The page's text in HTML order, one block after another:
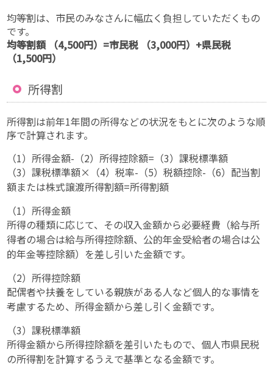
均等割は、市民のみなさんに幅広く負担していただくもの
です。
均等割額 （4,500円）=市民税 （3,000円）+県民税
（1,500円）
所得割
所得割は前年1年間の所得などの状況をもとに次のような順
序で計算されます。
（1）所得金額-（2）所得控除額=（3）課税標準額
（3）課税標準額×（4）税率-（5）税額控除-（6）配当割
額または株式譲渡所得割額=所得割額
（1）所得金額
所得の種類に応じて、その収入金額から必要経費（給与所
得者の場合は給与所得控除額、公的年金受給者の場合は公
的年金等控除額）を差し引いた金額です。
（2）所得控除額
配偶者や扶養をしている親族がある人など個人的な事情を
考慮するため、所得金額から差し引く金額です。
（3）課税標準額
所得金額から所得控除額を差引いたもので、個人市県民税
の所得割を計算するうえで基準となる金額です。